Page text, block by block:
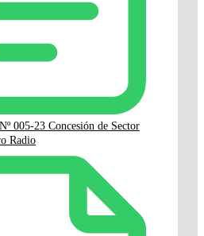
005-23 Concesión de Sector
Radio